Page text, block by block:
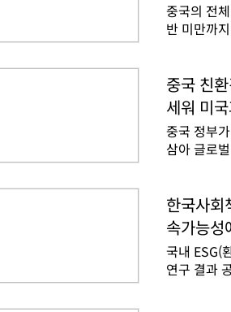
성이 낮았
거지며 원전
건이 어떻
런던 기후
같은 심각
부에서는 6
되기 전인
두 배, 스페
중국의 전
반 미만까
것은 이번
서 석탄 발
개발기획
이 41.2%
전 비중이
전 비중
24.6%로
가 조기에
중국 친
세워 미
중국 정부
삼아 글로
공세를 강
'기후 분야
갈수록 큰
년부터
'기후변화
한국사
속가능
국내 ESG(
연구 결과